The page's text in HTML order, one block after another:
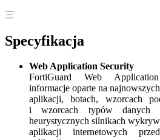
Specyfikacja
Web Application Security
FortiGuard Web
informacje oparte na
aplikacji, botach, wzorcach
i wzorcach typów danych
heurystycznych silnikach
aplikacji internetowych